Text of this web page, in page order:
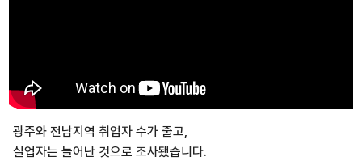
광주와 전남지역 취업자 수가 줄고,
실업자는 늘어난 것으로 조사됐습니다.